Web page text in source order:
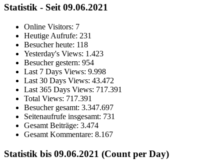
Statistik - Seit 09.06.2021
Online Visitors: 7
Heutige Aufrufe: 231
Besucher heute: 118
Yesterday's Views: 1.423
Besucher gestern: 954
Last 7 Days Views: 9.998
Last 30 Days Views: 43.472
Last 365 Days Views: 717.391
Total Views: 717.391
Besucher gesamt: 3.347.697
Seitenaufrufe insgesamt: 731
Gesamt Beiträge: 3.474
Gesamt Kommentare: 8.167
Statistik bis 09.06.2021 (Count per Day)